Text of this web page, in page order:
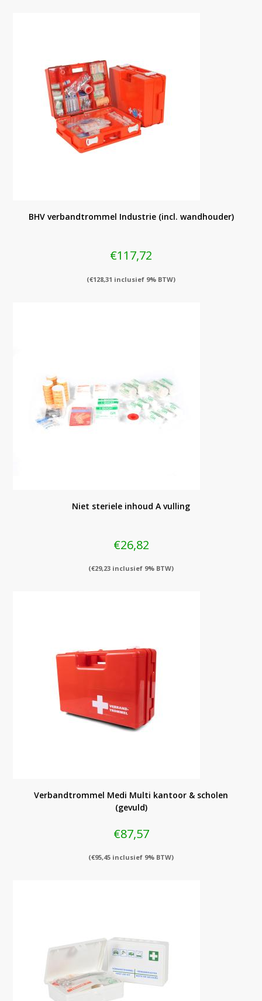
BHV verbandtrommel Industrie (incl. wandhouder)
€117,72
(€128,31 inclusief 9% BTW)
Niet steriele inhoud A vulling
€26,82
(€29,23 inclusief 9% BTW)
Verbandtrommel Medi Multi kantoor & scholen
(gevuld)
€87,57
(€95,45 inclusief 9% BTW)